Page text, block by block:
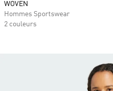
WOVEN
Hommes Sportswear
2 couleurs